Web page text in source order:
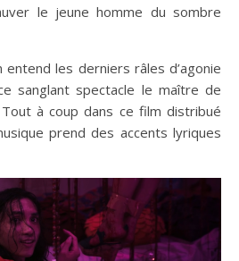
le jeune homme du sombre
entend les derniers râles d’agonie
sanglant spectacle le maître de
à coup dans ce film distribué
prend des accents lyriques